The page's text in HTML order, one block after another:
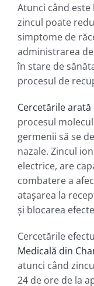
Atunci când
zincul poate
simptome de
administrarea
în stare de
procesul de
Cercetările arată
procesul
germenii să se
nazale. Zincul
electrice, are
combatere a
atașarea la
și blocarea
Cercetările
Medicală din
atunci când
24 de ore de la